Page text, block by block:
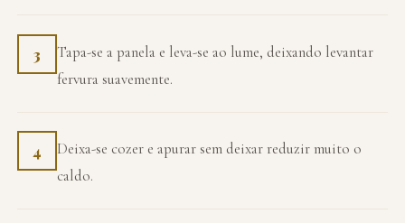
3
Tapa-se a panela e leva-se ao lume, deixando levantar
fervura suavemente.
4
Deixa-se cozer e apurar sem deixar reduzir muito o
caldo.